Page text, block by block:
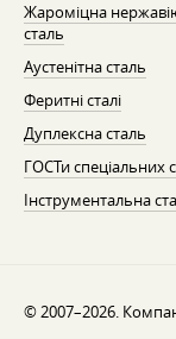
Жароміцна
сталь
Аустенітна сталь
Феритні сталі
Дуплексна сталь
ГОСТи спеціальних
Інструментальна
© 2007–2026.